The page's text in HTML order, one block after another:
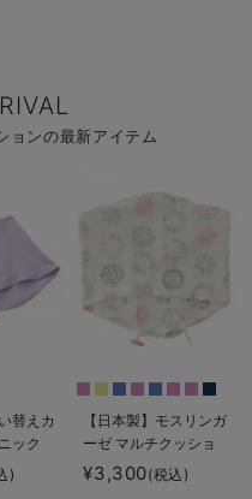
ョンの最新アイテム
替えカ
ック
ーゼ
ン（抱
)
【日本製】モスリンガ
ーゼ マルチクッショ
ン 洗い替えカバー
¥3,300(税込)